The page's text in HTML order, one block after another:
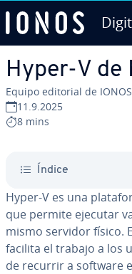
Hyper-V de
Equipo editorial de IONOS
11.9.2025
8 mins
Índice
Hyper-V es una
que permite ejecutar
mismo servidor físico.
facilita el trabajo a los
de recurrir a software